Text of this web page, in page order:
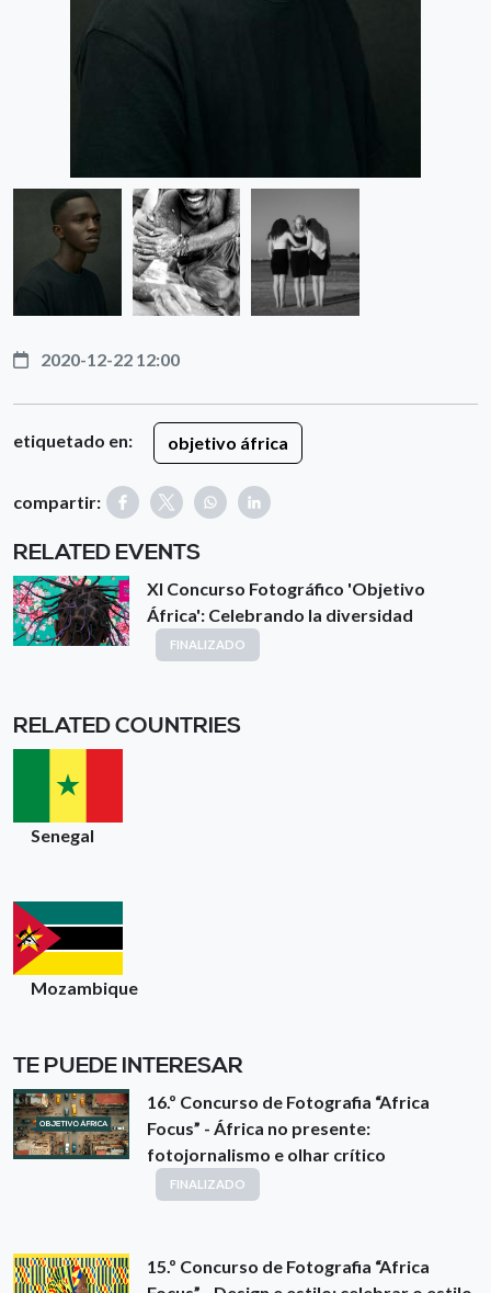
2020-12-22 12:00
etiquetado en: objetivo áfrica
compartir:
RELATED EVENTS
XI Concurso Fotográfico 'Objetivo
África': Celebrando la diversidad
FINALIZADO
RELATED COUNTRIES
Senegal
Mozambique
TE PUEDE INTERESAR
16.º Concurso de Fotografia “Africa
Focus” - África no presente:
fotojornalismo e olhar crítico
FINALIZADO
15.º Concurso de Fotografia “Africa